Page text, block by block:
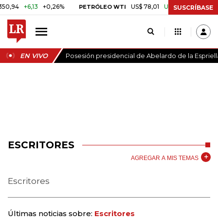
+6,13 +0,26% PETRÓLEO WTI US$ 78,01 US$ 2,92 +3,89%
SUSCRÍBASE
EN VIVO Posesión presidencial de Abelardo de la
ESCRITORES
AGREGAR A MIS TEMAS
Escritores
Últimas noticias sobre: Escritores